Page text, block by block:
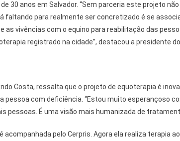
30 anos em Salvador. “Sem parceria este projeto
faltando para realmente ser concretizado é se
as vivências com o equino para reabilitação das
registrado na cidade”, destacou a presidente do
Costa, ressalta que o projeto de equoterapia é
pessoa com deficiência. “Estou muito esperançoso
pessoas. É uma visão mais humanizada de
acompanhada pelo Cerpris. Agora ela realiza terapia